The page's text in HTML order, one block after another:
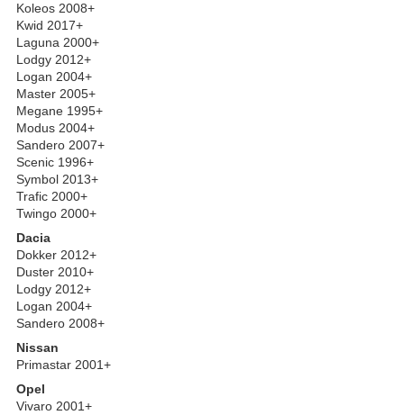
Koleos 2008+
Kwid 2017+
Laguna 2000+
Lodgy 2012+
Logan 2004+
Master 2005+
Megane 1995+
Modus 2004+
Sandero 2007+
Scenic 1996+
Symbol 2013+
Trafic 2000+
Twingo 2000+
Dacia
Dokker 2012+
Duster 2010+
Lodgy 2012+
Logan 2004+
Sandero 2008+
Nissan
Primastar 2001+
Opel
Vivaro 2001+